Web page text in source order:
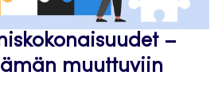
–
muuttuviin